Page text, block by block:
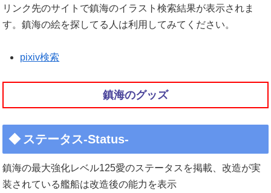
リンク先のサイトで鎮海のイラスト検索結果が表示されま
す。鎮海の絵を探してる人は利用してみてください。
pixiv検索
鎮海のグッズ
ステータス-Status-
鎮海の最大強化レベル125愛のステータスを掲載、改造が実
装されている艦船は改造後の能力を表示